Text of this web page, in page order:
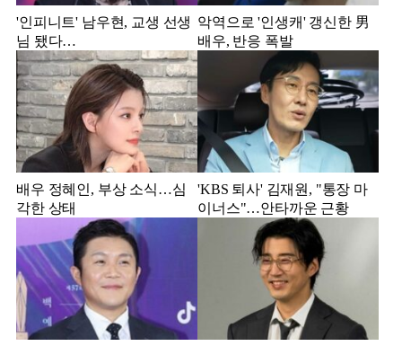
'인피니트' 남우현, 교생 선생
님 됐다…
악역으로 '인생캐' 갱신한 男
배우, 반응 폭발
배우 정혜인, 부상 소식…심
각한 상태
'KBS 퇴사' 김재원, "통장 마
이너스"…안타까운 근황